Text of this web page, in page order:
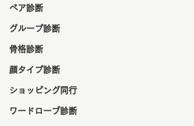
ペア診断
グループ診断
骨格診断
顔タイプ診断
ショッピング同行
ワードローブ診断